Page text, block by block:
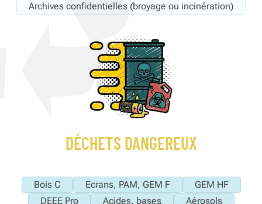
Archives confidentielles (broyage ou incinération)
DÉCHETS DANGEREUX
Bois C Ecrans, PAM, GEM F
GEM HF
DEEE Pro
Acides, bases
Aérosols